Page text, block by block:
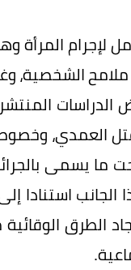
لإجرام
ملامح الشخصية،
العمدي،
ما يسمى
استنادا
الطرق